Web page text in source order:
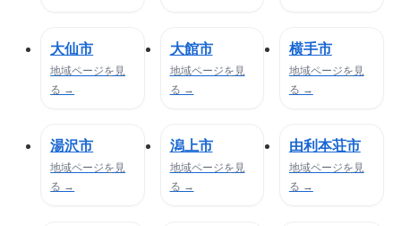
大仙市
地域ページを見
る →
大館市
地域ページを見
る →
横手市
地域ページを見
る →
湯沢市
地域ページを見
る →
潟上市
地域ページを見
る →
由利本荘市
地域ページを見
る →